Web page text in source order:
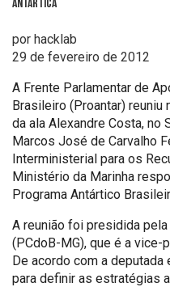
Antártica
por hacklab
29 de fevereiro de 2012
A Frente Parlamentar de
Brasileiro (Proantar) reuniu
da ala Alexandre Costa, no
Marcos José de Carvalho
Interministerial para os
Ministério da Marinha
Programa Antártico
A reunião foi presidida
(PCdoB-MG), que é a vice-
De acordo com a
para definir as estratégias